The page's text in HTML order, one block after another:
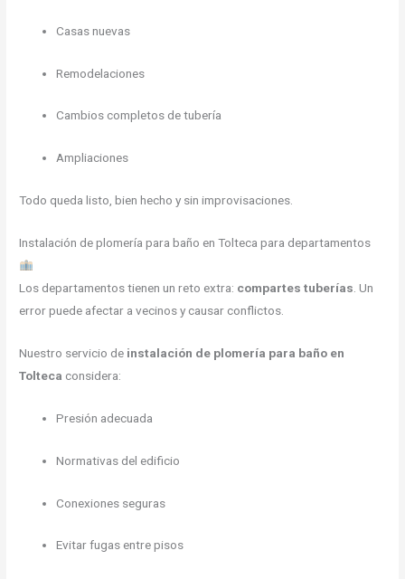
Casas nuevas
Remodelaciones
Cambios completos de tubería
Ampliaciones
Todo queda listo, bien hecho y sin improvisaciones.
Instalación de plomería para baño en Tolteca para departamentos
Los departamentos tienen un reto extra: compartes tuberías . Un
error puede afectar a vecinos y causar conflictos.
Nuestro servicio de instalación de plomería para baño en
Tolteca considera:
Presión adecuada
Normativas del edificio
Conexiones seguras
Evitar fugas entre pisos